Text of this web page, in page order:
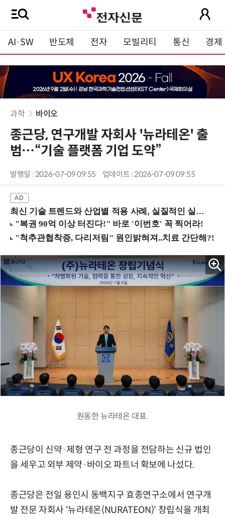
AI·SW 반도체 전자 모빌리티 통신 경제
과학 바이오
종근당, 연구개발 자회사 '뉴라테온' 출
범…“기술 플랫폼 기업 도약”
발행일 : 2026-07-09 09:55 업데이트 : 2026-07-09 09:55
최신 기술 트렌드와 산업별 적용 사례, 실질적인 실행 전략을 공유 (9/18 양재역)
원동한 뉴라테온 대표.
종근당이 신약·제형 연구 전 과정을 전담하는 신규 법인
을 세우고 외부 제약·바이오 파트너 확보에 나섰다.
종근당은 전일 용인시 동백지구 효종연구소에서 연구개
발 전문 자회사 '뉴라테온(NURATEON)' 창립식을 개최